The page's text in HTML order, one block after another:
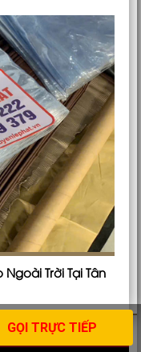
Trời Tại Tân
GỌI TRỰC TIẾP